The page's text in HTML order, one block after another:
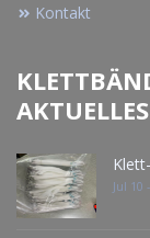
Kontakt
AKTUELLES
Jul 10